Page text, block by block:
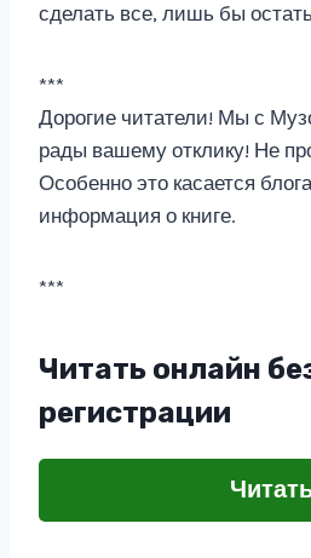
сделать все, лишь бы
***
Дорогие читатели! Мы с
рады вашему отклику! Не
Особенно это касается
информация о книге.
***
Читать онлайн
регистрации